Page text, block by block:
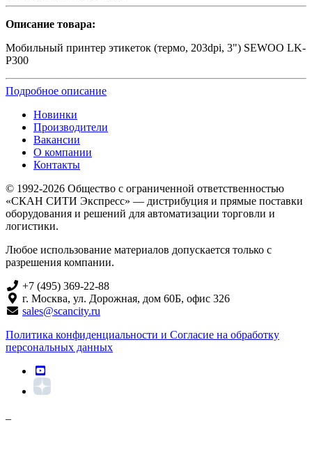
Описание товара:
Мобильный принтер этикеток (термо, 203dpi, 3") SEWOO LK-
P300
Подробное описание
Новинки
Производители
Вакансии
О компании
Контакты
© 1992-2026 Общество с ограниченной ответственностью
«СКАН СИТИ Экспресс» — дистрибуция и прямые поставки
оборудования и решений для автоматизации торговли и
логистики.
Любое использование материалов допускается только с
разрешения компании.
+7 (495) 369-22-88
г. Москва, ул. Дорожная, дом 60Б, офис 326
sales@scancity.ru
Политика конфиденциальности и Согласие на обработку
персональных данных